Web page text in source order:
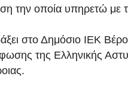
την οποία υπηρετώ με
στο Δημόσιο ΙΕΚ
της Ελληνικής